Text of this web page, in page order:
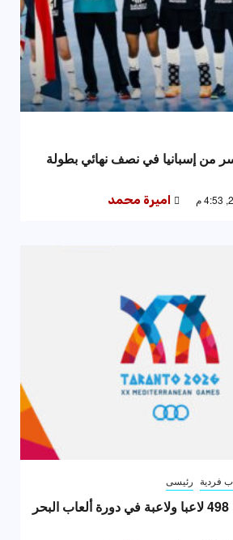
من إسبانيا في نصف نهائي بطولة
اميرة محمد
فردية رئيسى
إيطاليا تعلن مشاركة 498 لاعبا ولاعبة في دورة ألعاب البحر